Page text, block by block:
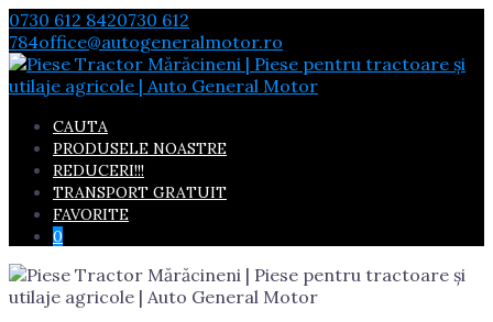
Skip
to
content
0730 612 8420730 612
784office@autogeneralmotor.ro
CAUTA
PRODUSELE NOASTRE
REDUCERI!!!
TRANSPORT GRATUIT
FAVORITE
0